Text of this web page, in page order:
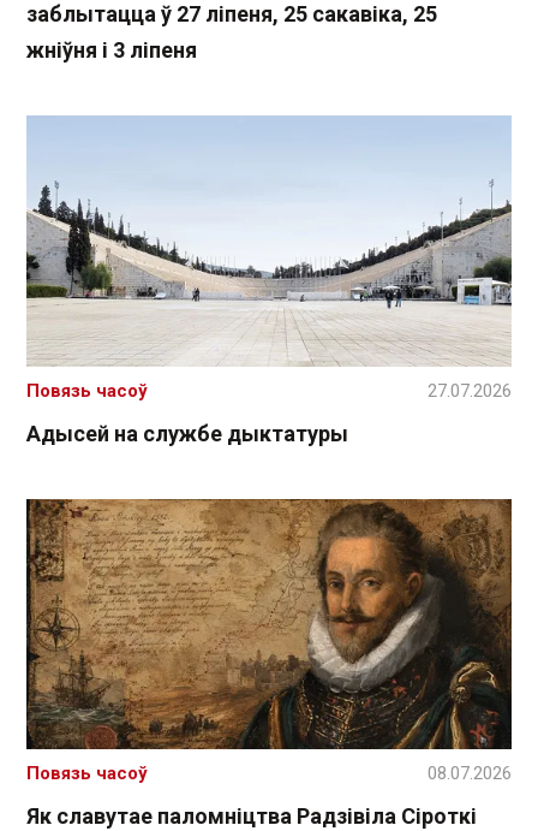
заблытацца ў 27 ліпеня, 25 сакавіка, 25
жніўня і 3 ліпеня
Адысей на службе дыктатуры
Повязь часоў 27.07.2026
Як славутае паломніцтва Радзівіла Сіроткі
Повязь часоў 08.07.2026